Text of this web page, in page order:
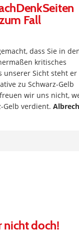
Fall
dass Sie in
kritisches
unserer Sicht steht er
zu Schwarz-Gelb
wir uns nicht,
Gelb verdient.
nicht doch!